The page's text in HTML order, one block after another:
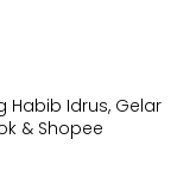
Habib Idrus, Gelar
& Shopee